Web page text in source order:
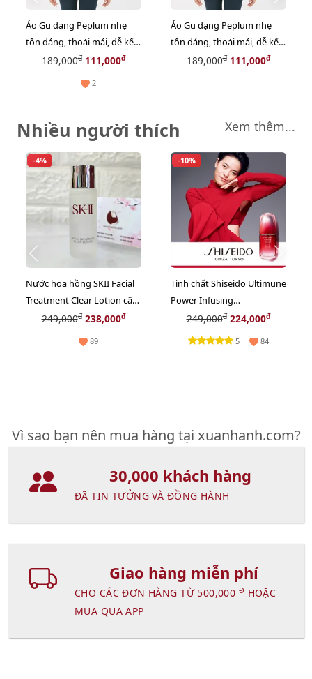
Áo Gu dạng Peplum nhẹ
tôn dáng, thoải mái, dễ kết
hợp hợp đồ, WHITE, size M
189,000đ111,000đ
2
Áo Gu dạng Peplum nhẹ
tôn dáng, thoải mái, dễ kết
hợp hợp đồ, WHITE, size S
189,000đ111,000đ
Nhiều người thích Xem thêm...
-4%
Nước hoa hồng SKII Facial
Treatment Clear Lotion cân
bằng sâu cho da, 30ml
249,000đ238,000đ
89
-10%
Tinh chất Shiseido Ultimune
Power Infusing
Concentrate khôi phục, tái
tạo da, 10ml
249,000đ224,000đ
5 84
Vì sao bạn nên mua hàng tại xuanhanh.com?
30,000 khách hàng
ĐÃ TIN TƯỞNG VÀ ĐỒNG HÀNH
Giao hàng miễn phí
CHO CÁC ĐƠN HÀNG TỪ 500,000 Đ HOẶC
MUA QUA APP